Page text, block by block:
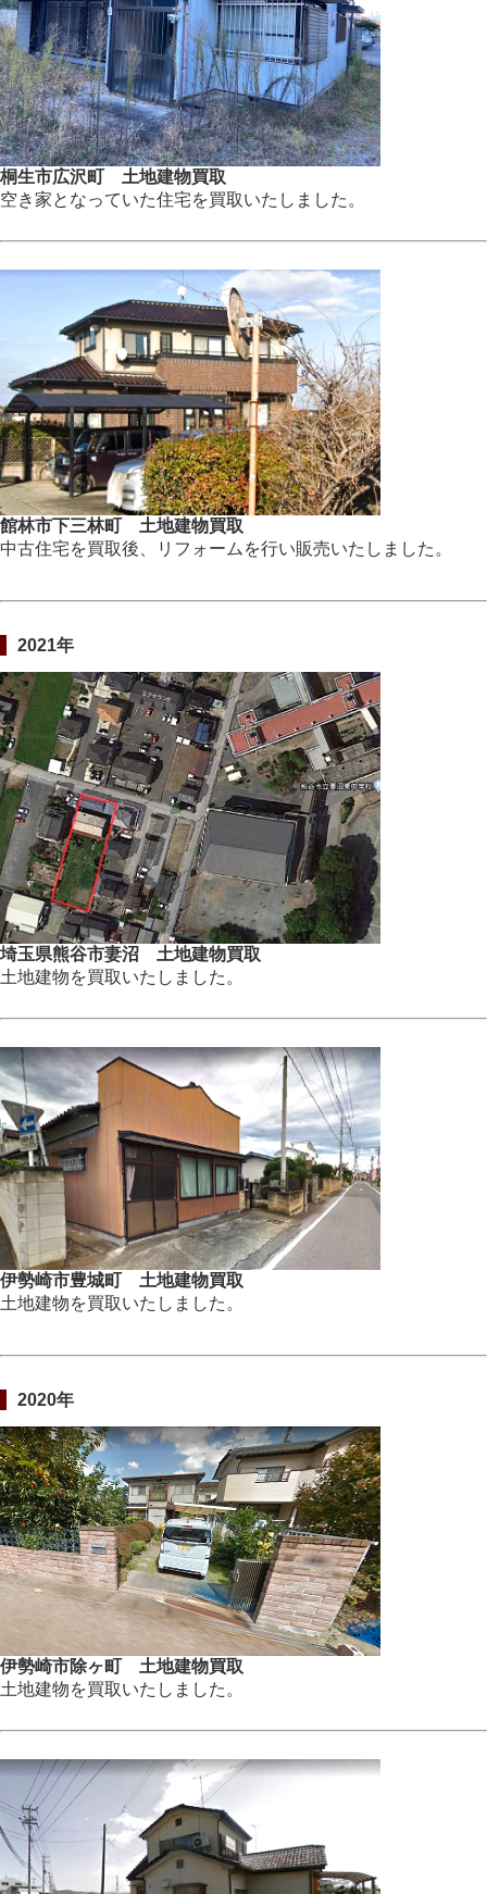
桐生市広沢町 土地建物買取
空き家となっていた住宅を買取いたしました。
館林市下三林町 土地建物買取
中古住宅を買取後、リフォームを行い販売いたしました。
2021年
埼玉県熊谷市妻沼 土地建物買取
土地建物を買取いたしました。
伊勢崎市豊城町 土地建物買取
土地建物を買取いたしました。
2020年
伊勢崎市除ヶ町 土地建物買取
土地建物を買取いたしました。